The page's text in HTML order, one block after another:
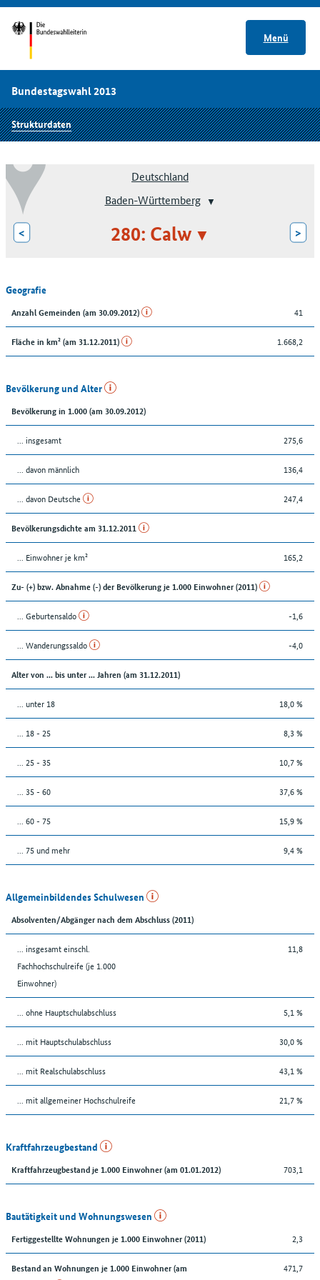
Menü
Bundestagswahl 2013
Strukturdaten
Deutschland
Baden-Württemberg
< 280: Calw >
Geografie
Anzahl Gemeinden (am 30.09.2012) 41
Fläche in km² (am 31.12.2011) 1.668,2
Bevölkerung und Alter
Bevölkerung in 1.000 (am 30.09.2012)
... insgesamt 275,6
... davon männlich 136,4
... davon Deutsche 247,4
Bevölkerungsdichte am 31.12.2011
... Einwohner je km² 165,2
Zu- (+) bzw. Abnahme (-) der Bevölkerung je 1.000 Einwohner (2011)
... Geburtensaldo -1,6
... Wanderungssaldo -4,0
Alter von ... bis unter ... Jahren (am 31.12.2011)
... unter 18 18,0 %
... 18 - 25 8,3 %
... 25 - 35 10,7 %
... 35 - 60 37,6 %
... 60 - 75 15,9 %
... 75 und mehr 9,4 %
Allgemeinbildendes Schulwesen
Absolventen/Abgänger nach dem Abschluss (2011)
... insgesamt einschl.
Fachhochschulreife (je 1.000
Einwohner)
11,8
... ohne Hauptschulabschluss 5,1 %
... mit Hauptschulabschluss 30,0 %
... mit Realschulabschluss 43,1 %
... mit allgemeiner Hochschulreife 21,7 %
Kraftfahrzeugbestand
Kraftfahrzeugbestand je 1.000 Einwohner (am 01.01.2012) 703,1
Bautätigkeit und Wohnungswesen
Fertiggestellte Wohnungen je 1.000 Einwohner (2011) 2,3
Bestand an Wohnungen je 1.000 Einwohner (am
471,7